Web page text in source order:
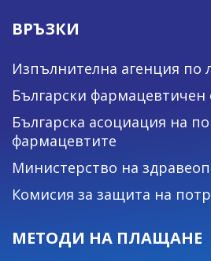
ВРЪЗКИ
Изпълнителна агенция по
Български фармацевтичен
Българска асоциация на
фармацевтите
Министерство на
Комисия за защита на
МЕТОДИ НА ПЛАЩАНЕ